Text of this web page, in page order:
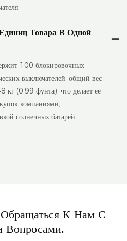
Товара В Одной
100 блокировочных
выключателей, общий вес
кг (0,99 фунта), что делает ее
компаниями,
солнечных батарей.
К Нам С